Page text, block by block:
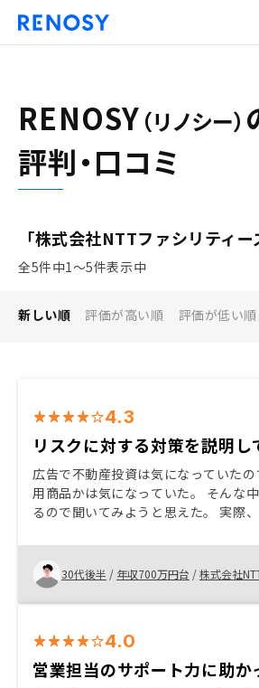
RENOSY （リノシー）
評判・口コミ
「株式会社NTTファシリティー
全5件中1〜5件表示中
新しい順 評価が高い順 評価が低い順
4.3
リスクに対する対策を説明し
広告で不動産投資は気になっていた
用商品かは気になっていた。 そんな
るので聞いてみようと思えた。 実際
クはありながらもしっかりとリスク
なっていたのでチャレンジできた。
30代後半 / 年収700万円台 /株式会社
4.0
営業担当のサポート力に助か